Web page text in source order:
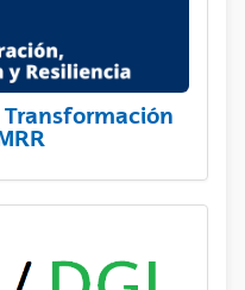
Transformación